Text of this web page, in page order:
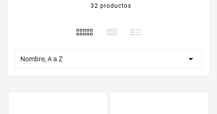
32 productos
Nombre, A a Z 